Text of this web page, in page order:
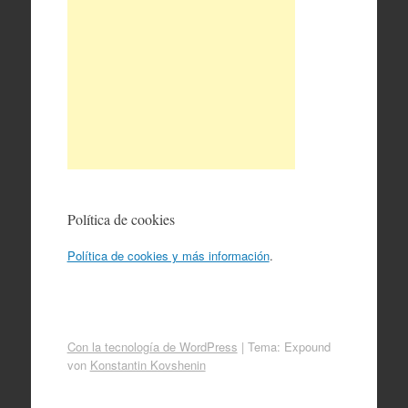
Política de cookies
Política de cookies y más información.
Con la tecnología de WordPress | Tema: Expound
von Konstantin Kovshenin